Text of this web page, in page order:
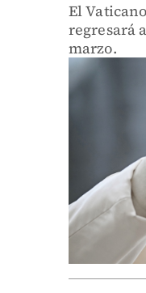
El
regresará
marzo.